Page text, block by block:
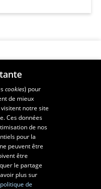
G1V 0A6
cookies) pour
de mieux
notre site
Ces données
de nos
pour la
peuvent être
être
le partage
plus sur
politique de